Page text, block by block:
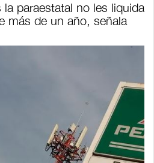
paraestatal no les liquida
más de un año, señala